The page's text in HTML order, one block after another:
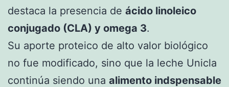
destaca la presencia de ácido linoleico
conjugado (CLA) y omega 3.
Su aporte proteico de alto valor biológico
no fue modificado, sino que la leche Unicla
continúa siendo una alimento indspensable